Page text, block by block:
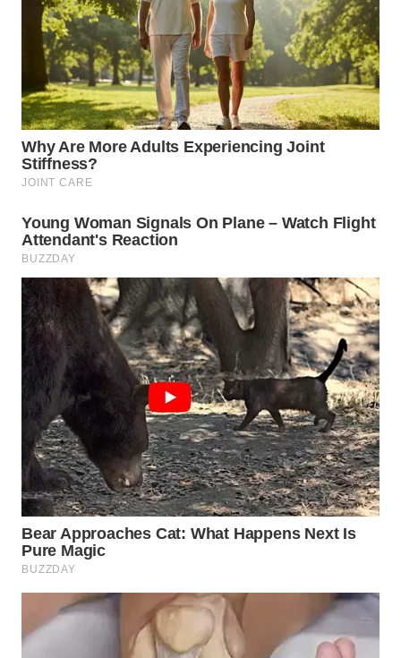
INDRAMAYU
WN
KUNINGAN
WN
MAJALENGKA
WN
WN
WN
PURWAKARTA
WN
PRIANGAN
TIMUR
WN
SEMARANG
WN
SOLO
WN
BOROBUDUR